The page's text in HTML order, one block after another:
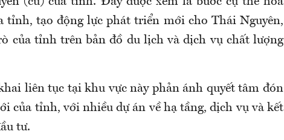
tỉnh, tạo động lực phát triển mới cho Thái Nguyên,
của tỉnh trên bản đồ du lịch và dịch vụ chất lượng
liên tục tại khu vực này phản ánh quyết tâm đón
của tỉnh, với nhiều dự án về hạ tầng, dịch vụ và kết
tư.